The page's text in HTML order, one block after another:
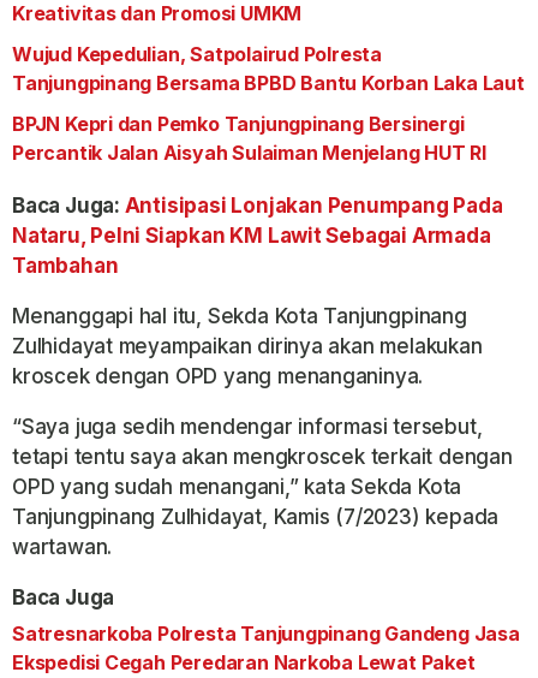
Kreativitas dan Promosi UMKM
Wujud Kepedulian, Satpolairud Polresta
Tanjungpinang Bersama BPBD Bantu Korban Laka Laut
BPJN Kepri dan Pemko Tanjungpinang Bersinergi
Percantik Jalan Aisyah Sulaiman Menjelang HUT RI
Baca Juga: Antisipasi Lonjakan Penumpang Pada
Nataru, Pelni Siapkan KM Lawit Sebagai Armada
Tambahan
Menanggapi hal itu, Sekda Kota Tanjungpinang
Zulhidayat meyampaikan dirinya akan melakukan
kroscek dengan OPD yang menanganinya.
“Saya juga sedih mendengar informasi tersebut,
tetapi tentu saya akan mengkroscek terkait dengan
OPD yang sudah menangani,” kata Sekda Kota
Tanjungpinang Zulhidayat, Kamis (7/2023) kepada
wartawan.
Baca Juga
Satresnarkoba Polresta Tanjungpinang Gandeng Jasa
Ekspedisi Cegah Peredaran Narkoba Lewat Paket